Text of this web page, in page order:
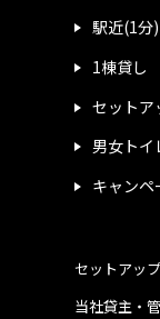
駅近(1分)
1棟貸し
セットア
男女トイ
キャンペ
当社貸主・
セットアッ